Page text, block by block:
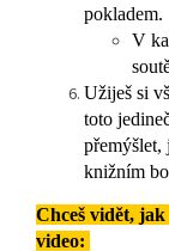
pokladem.
V
Užiješ si
toto
přemýšlet,
knižním
Chceš vidět,
video: